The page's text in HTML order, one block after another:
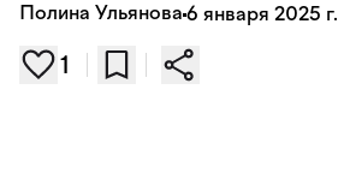
Полина Ульянова 6 января 2025 г.
1